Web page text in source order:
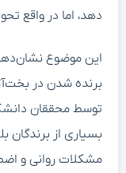
دهد، اما در واقع
این موضوع
توسط محققان
بسیاری از برندگان
مشکلات روانی و